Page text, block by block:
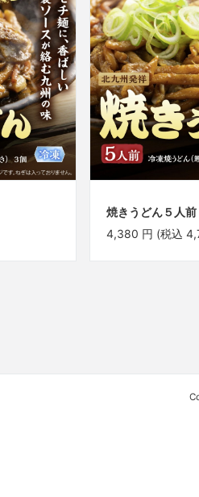
焼きうどん５人前
4,380 円 (税込